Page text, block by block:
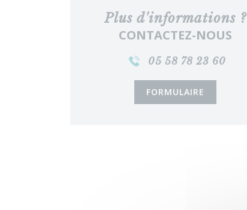
Plus d'informations ?
CONTACTEZ-NOUS
05 58 78 23 60
FORMULAIRE